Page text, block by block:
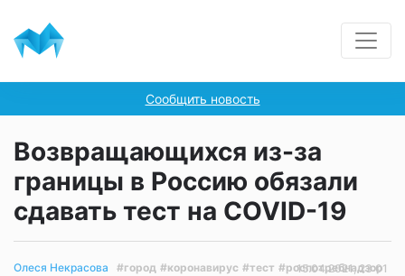
Сообщить новость
Возвращающихся из-за
границы в Россию обязали
сдавать тест на COVID-19
Олеся Некрасова #город #коронавирус #тест #роспотребнадзор
15.04.2021, 23:01